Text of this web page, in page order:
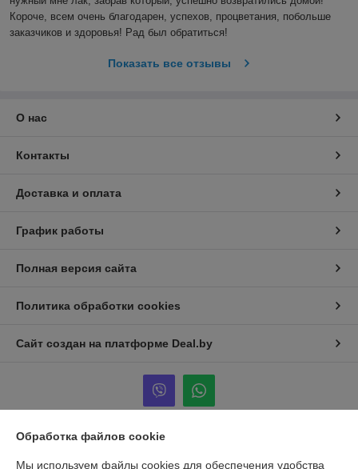
Короче, всем очень благодарен, успехов, процветания, побольше
заказчиков и здоровья! Рад был обратиться!
Показать все отзывы
О нас
Контакты
Доставка и оплата
График работы
Полная версия сайта
Политика обработки cookies
Сайт создан на платформе Deal.by
Обработка файлов cookie
Мы используем файлы cookies для обеспечения удобства